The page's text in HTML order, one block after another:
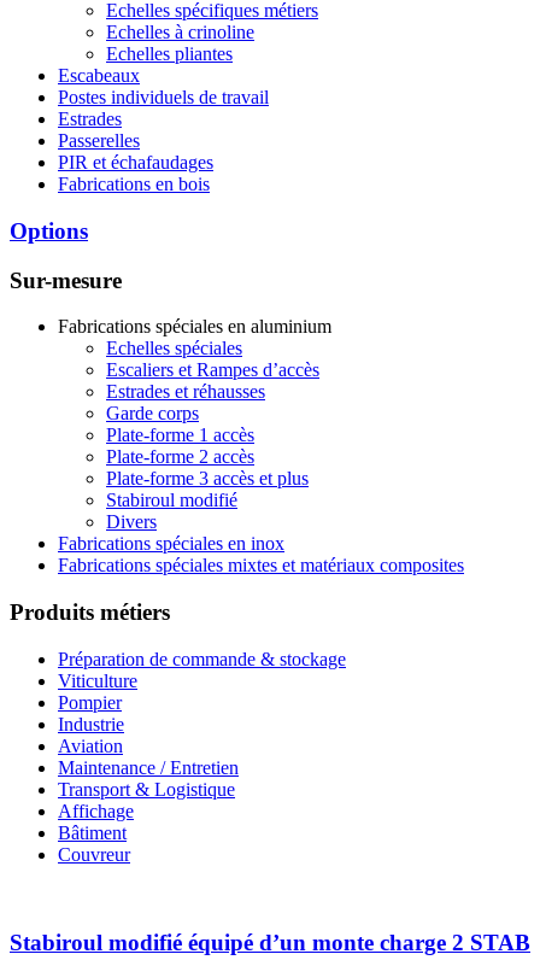
Echelles spécifiques métiers
Echelles à crinoline
Echelles pliantes
Escabeaux
Postes individuels de travail
Estrades
Passerelles
PIR et échafaudages
Fabrications en bois
Options
Sur-mesure
Fabrications spéciales en aluminium
Echelles spéciales
Escaliers et Rampes d’accès
Estrades et réhausses
Garde corps
Plate-forme 1 accès
Plate-forme 2 accès
Plate-forme 3 accès et plus
Stabiroul modifié
Divers
Fabrications spéciales en inox
Fabrications spéciales mixtes et matériaux composites
Produits métiers
Préparation de commande & stockage
Viticulture
Pompier
Industrie
Aviation
Maintenance / Entretien
Transport & Logistique
Affichage
Bâtiment
Couvreur
Stabiroul modifié équipé d’un monte charge 2 STAB